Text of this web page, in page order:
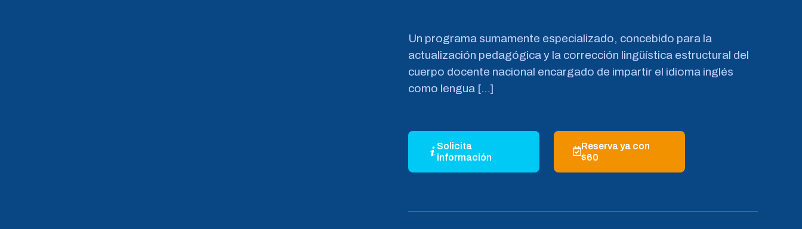
Un programa sumamente especializado, concebido para la
actualización pedagógica y la corrección lingüística estructural del
cuerpo docente nacional encargado de impartir el idioma inglés
como lengua […]
Solicita
información
Reserva ya con
$60